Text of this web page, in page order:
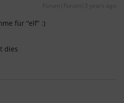
Forum|Forum|3 years ago
für “elf” :)
dies